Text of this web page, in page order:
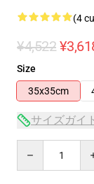
(4
¥4,522
Size
35x35cm
サイズガイ